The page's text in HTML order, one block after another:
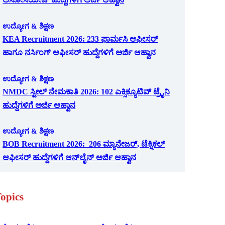
ಉದ್ಯೋಗ & ಶಿಕ್ಷಣ
KEA Recruitment 2026: 233 ಫಾರ್ಮಸಿ ಆಫೀಸರ್
ಹಾಗೂ ನರ್ಸಿಂಗ್ ಆಫೀಸರ್ ಹುದ್ದೆಗಳಿಗೆ ಅರ್ಜಿ ಆಹ್ವಾನ
ಉದ್ಯೋಗ & ಶಿಕ್ಷಣ
NMDC ಸ್ಟೀಲ್ ನೇಮಕಾತಿ 2026: 102 ಎಕ್ಸಿಕ್ಯೂಟಿವ್ ಟ್ರೈನಿ
ಹುದ್ದೆಗಳಿಗೆ ಅರ್ಜಿ ಆಹ್ವಾನ
ಉದ್ಯೋಗ & ಶಿಕ್ಷಣ
BOB Recruitment 2026: 206 ಮ್ಯಾನೇಜರ್, ಟೆಕ್ನಿಕಲ್
ಆಫೀಸರ್ ಹುದ್ದೆಗಳಿಗೆ ಆನ್‌ಲೈನ್ ಅರ್ಜಿ ಆಹ್ವಾನ